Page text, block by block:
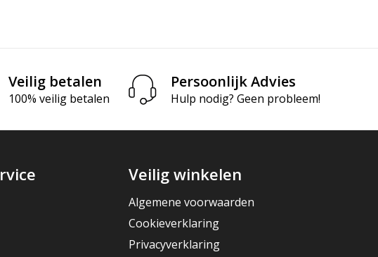
Veilig betalen
100% veilig betalen
Persoonlijk Advies
Hulp nodig? Geen probleem!
Veilig winkelen
Algemene voorwaarden
Cookieverklaring
Privacyverklaring